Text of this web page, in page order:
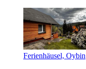
Ferienhäusel, Oybin